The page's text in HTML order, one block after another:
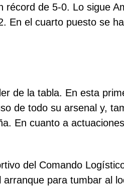
de 5-0. Lo sigue
En el cuarto puesto se
de la tabla. En esta
de todo su arsenal y,
En cuanto a
del Comando
para tumbar al